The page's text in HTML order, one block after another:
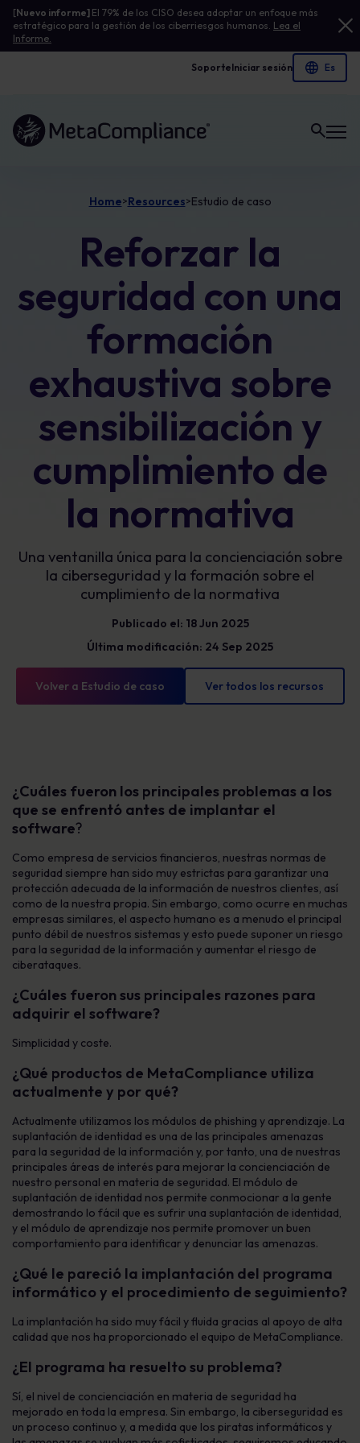
[Nuevo informe] El 79% de los CISO desea adoptar un enfoque más
estratégico para la gestión de los ciberriesgos humanos. Lea el
Informe.
SoporteIniciar sesión
Enlace a la página de inicio
Home>Resources>Estudio de caso
Reforzar la
seguridad con una
formación
exhaustiva sobre
sensibilización y
cumplimiento de
la normativa
Una ventanilla única para la concienciación sobre
la ciberseguridad y la formación sobre el
cumplimiento de la normativa
Publicado el: 18 Jun 2025
Última modificación: 24 Sep 2025
Volver a Estudio de caso Ver todos los recursos
¿Cuáles fueron los principales problemas a los
que se enfrentó antes de implantar el
software?
Como empresa de servicios financieros, nuestras normas de
seguridad siempre han sido muy estrictas para garantizar una
protección adecuada de la información de nuestros clientes, así
como de la nuestra propia. Sin embargo, como ocurre en muchas
empresas similares, el aspecto humano es a menudo el principal
punto débil de nuestros sistemas y esto puede suponer un riesgo
para la seguridad de la información y aumentar el riesgo de
ciberataques.
¿Cuáles fueron sus principales razones para
adquirir el software?
Simplicidad y coste.
¿Qué productos de MetaCompliance utiliza
actualmente y por qué?
Actualmente utilizamos los módulos de phishing y aprendizaje. La
suplantación de identidad es una de las principales amenazas
para la seguridad de la información y, por tanto, una de nuestras
principales áreas de interés para mejorar la concienciación de
nuestro personal en materia de seguridad. El módulo de
suplantación de identidad nos permite conmocionar a la gente
demostrando lo fácil que es sufrir una suplantación de identidad,
y el módulo de aprendizaje nos permite promover un buen
comportamiento para identificar y denunciar las amenazas.
¿Qué le pareció la implantación del programa
informático y el procedimiento de seguimiento?
La implantación ha sido muy fácil y fluida gracias al apoyo de alta
calidad que nos ha proporcionado el equipo de MetaCompliance.
¿El programa ha resuelto su problema?
Sí, el nivel de concienciación en materia de seguridad ha
mejorado en toda la empresa. Sin embargo, la ciberseguridad es
un proceso continuo y, a medida que los piratas informáticos y